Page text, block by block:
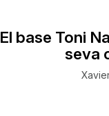
El base Toni
seva